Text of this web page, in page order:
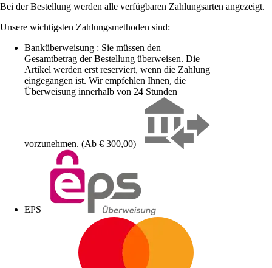
Bei der Bestellung werden alle verfügbaren Zahlungsarten angezeigt.
Unsere wichtigsten Zahlungsmethoden sind:
Banküberweisung : Sie müssen den
Gesamtbetrag der Bestellung überweisen. Die
Artikel werden erst reserviert, wenn die Zahlung
eingegangen ist. Wir empfehlen Ihnen, die
Überweisung innerhalb von 24 Stunden
vorzunehmen. (Ab € 300,00)
EPS